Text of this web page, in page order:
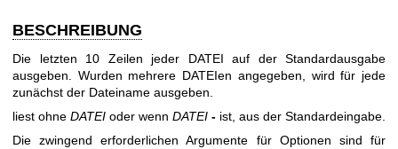
BESCHREIBUNG
Die letzten 10 Zeilen jeder DATEI auf der Standardausgabe
ausgeben. Wurden mehrere DATEIen angegeben, wird für jede
zunächst der Dateiname ausgeben.
liest ohne DATEI oder wenn DATEI - ist, aus der Standardeingabe.
Die zwingend erforderlichen Argumente für Optionen sind für